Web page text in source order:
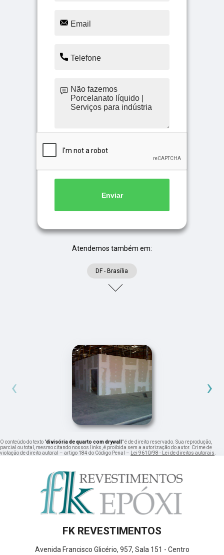
Enviar
Atendemos também em:
DF - Brasília
‹ ›
O conteúdo do texto "divisória de quarto com drywall " é de direito reservado. Sua reprodução,
parcial ou total, mesmo citando nossos links, é proibida sem a autorização do autor. Crime de
violação de direito autoral – artigo 184 do Código Penal –
Lei 9610/98 - Lei de direitos autorais
FK REVESTIMENTOS
Avenida Francisco Glicério, 957, Sala 151 - Centro